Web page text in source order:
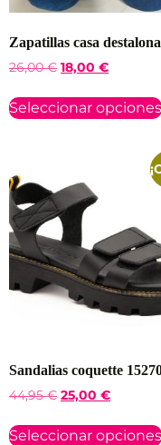
Zapatillas casa
26,00€ 18,00 €
Seleccionar opciones
Sandalias coquette
44,95€ 25,00 €
Seleccionar opciones